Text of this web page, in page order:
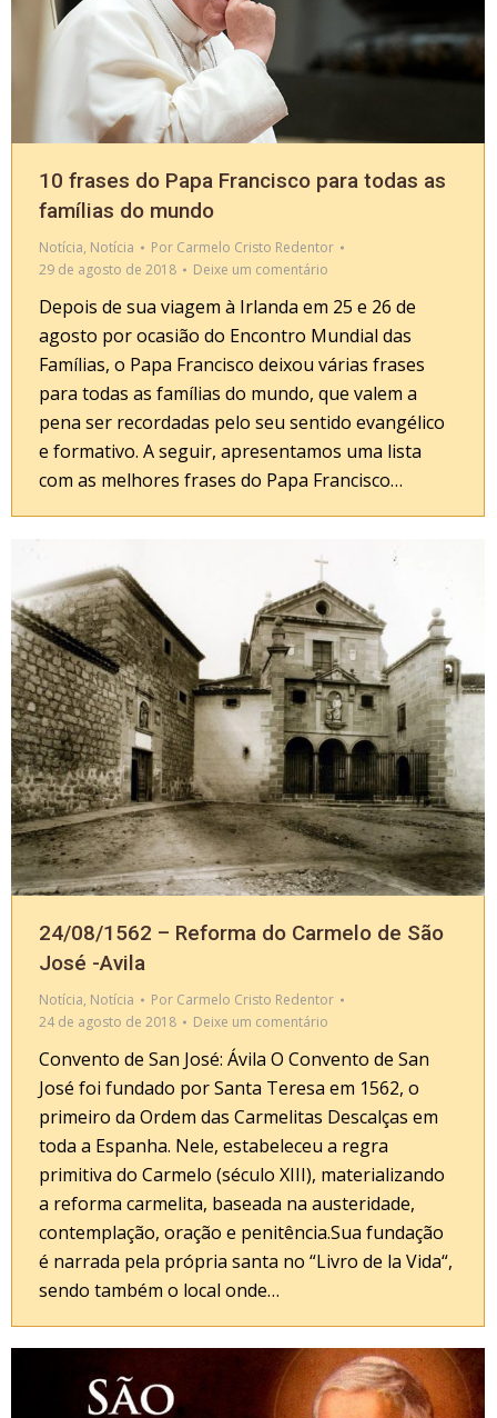
10 frases do Papa Francisco para todas as
famílias do mundo
Notícia, Notícia Por Carmelo Cristo Redentor
29 de agosto de 2018
Deixe um comentário
Depois de sua viagem à Irlanda em 25 e 26 de
agosto por ocasião do Encontro Mundial das
Famílias, o Papa Francisco deixou várias frases
para todas as famílias do mundo, que valem a
pena ser recordadas pelo seu sentido evangélico
e formativo. A seguir, apresentamos uma lista
com as melhores frases do Papa Francisco…
24/08/1562 – Reforma do Carmelo de São
José -Avila
Notícia, Notícia Por Carmelo Cristo Redentor
24 de agosto de 2018
Deixe um comentário
Convento de San José: Ávila O Convento de San
José foi fundado por Santa Teresa em 1562, o
primeiro da Ordem das Carmelitas Descalças em
toda a Espanha. Nele, estabeleceu a regra
primitiva do Carmelo (século XIII), materializando
a reforma carmelita, baseada na austeridade,
contemplação, oração e penitência.Sua fundação
é narrada pela própria santa no “Livro de la Vida“,
sendo também o local onde…